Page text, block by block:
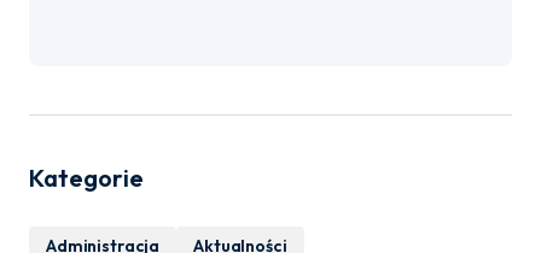
Kategorie
Administracja
Aktualności